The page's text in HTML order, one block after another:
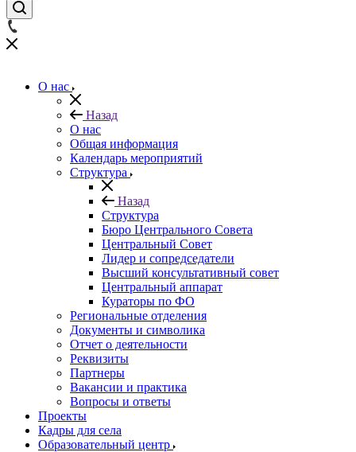
О нас
Назад
О нас
Общая информация
Календарь мероприятий
Структура
Назад
Структура
Бюро Центрального Совета
Центральный Совет
Лидер и сопредседатели
Высший консультативный совет
Центральный аппарат
Кураторы по ФО
Региональные отделения
Документы и символика
Отчет о деятельности
Реквизиты
Партнеры
Вакансии и практика
Вопросы и ответы
Проекты
Кадры для села
Образовательный центр